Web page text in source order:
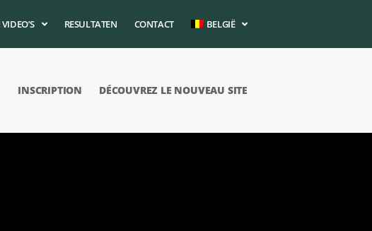
RESULTATEN CONTACT BELGIË
INSCRIPTION DÉCOUVREZ LE NOUVEAU SITE